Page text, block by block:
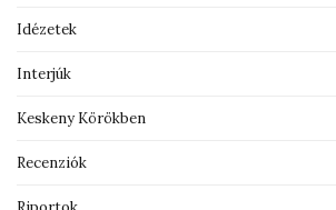
Idézetek
Interjúk
Keskeny Körökben
Recenziók